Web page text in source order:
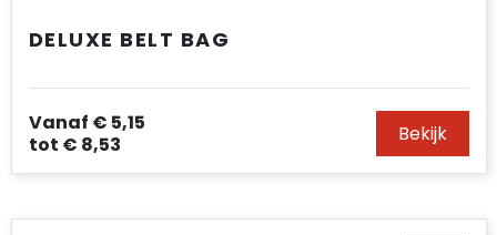
DELUXE BELT BAG
Vanaf € 5,15
tot € 8,53 Bekijk